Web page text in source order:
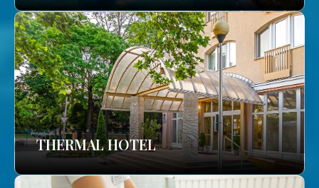
THERMAL HOTEL